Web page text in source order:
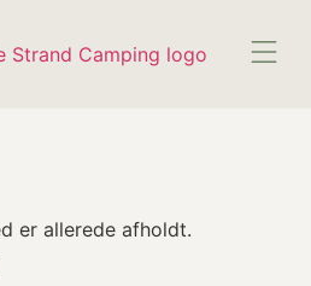
er allerede afholdt.